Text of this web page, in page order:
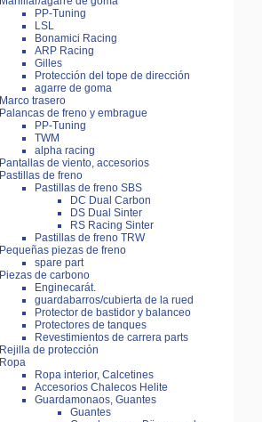
PP-Tuning
LSL
Bonamici Racing
ARP Racing
Gilles
Protección del tope de dirección
agarre de goma
Marco trasero
Palancas de freno y embrague
PP-Tuning
TWM
alpha racing
Pantallas de viento, accesorios
Pastillas de freno
Pastillas de freno SBS
DC Dual Carbon
DS Dual Sinter
RS Racing Sinter
Pastillas de freno TRW
Pequeñas piezas de freno
spare part
Piezas de carbono
Enginecarát.
guardabarros/cubierta de la rued
Protector de bastidor y balanceo
Protectores de tanques
Revestimientos de carrera parts
Rejilla de protección
Ropa
Ropa interior, Calcetines
Accesorios Chalecos Helite
Guardamonaos, Guantes
Guantes